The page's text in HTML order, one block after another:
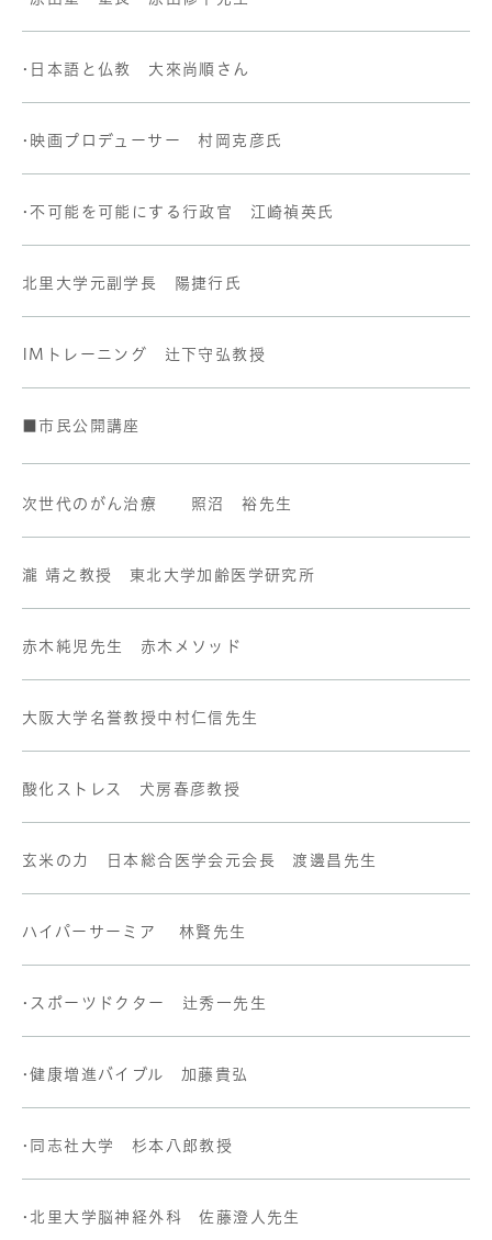
•日本語と仏教 大來尚順さん
•映画プロデューサー 村岡克彦氏
•不可能を可能にする行政官 江崎禎英氏
北里大学元副学長 陽捷行氏
IMトレーニング 辻下守弘教授
■市民公開講座
次世代のがん治療 照沼 裕先生
瀧 靖之教授 東北大学加齢医学研究所
赤木純児先生 赤木メソッド
大阪大学名誉教授中村仁信先生
酸化ストレス 犬房春彦教授
玄米の力 日本総合医学会元会長 渡邊昌先生
ハイパーサーミア 林賢先生
•スポーツドクター 辻秀一先生
•健康増進バイブル 加藤貴弘
•同志社大学 杉本八郎教授
•北里大学脳神経外科 佐藤澄人先生